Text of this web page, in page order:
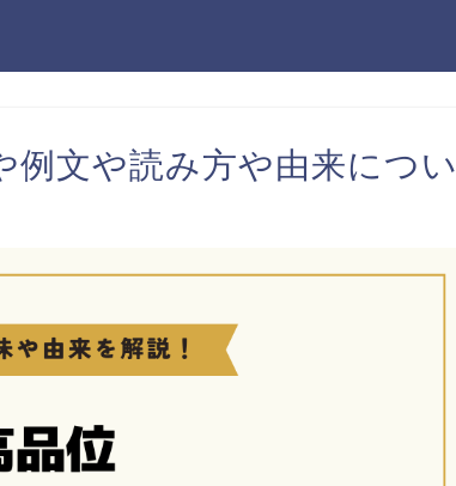
例文や読み方や由来につい